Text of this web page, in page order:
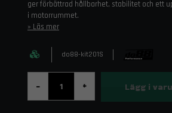
ger förbättrad hållbarhet, stabilitet och ett
i motorrummet.
Läs mer
do88-kit201S
- + Lägg i